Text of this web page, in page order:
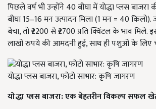
पिछले वर्ष भी उन्होंने 40 बीघा में योद्धा प्लस
बीघा 15–16 मन उत्पादन मिला (1 मन = 40
बेचा, तो ₹2200 से ₹2700 प्रति क्विंटल के भाव
लाखों रुपये की आमदनी हुई, साथ ही पशुओं के लिए
योद्धा प्लस बाजरा, फोटो साभार: कृषि जागरण
योद्धा प्लस बाजरा: एक बेहतरीन विकल्प सफल